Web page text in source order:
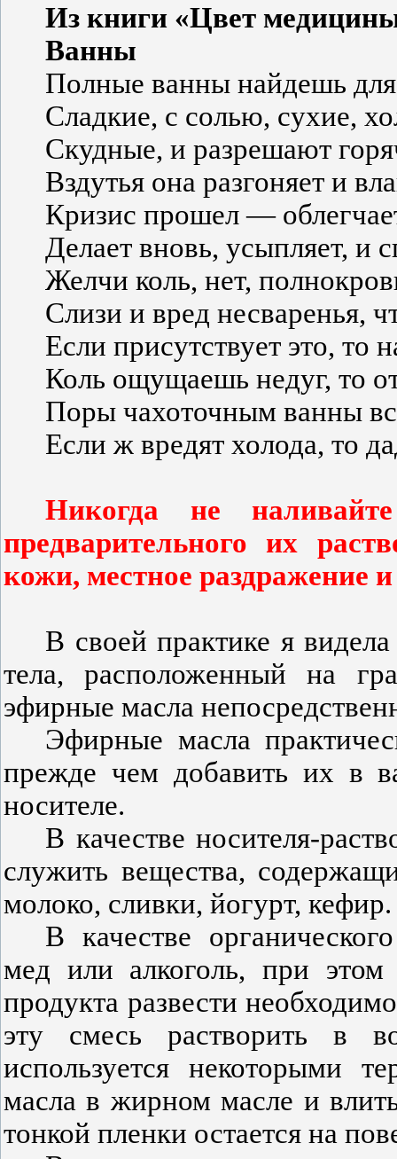
Из книги «Цвет
Ванны
Полные ванны найдешь
Сладкие, с солью, сухие,
Скудные, и разрешают
Вздутья она разгоняет и
Кризис прошел —
Делает вновь, усыпляет, и
Желчи коль, нет,
Слизи и вред несваренья,
Если присутствует это, то
Коль ощущаешь недуг, то
Поры чахоточным ванны
Если ж вредят холода, то
Никогда не
предварительного их
кожи, местное раздражение
В своей практике я
тела, расположенный на
эфирные масла
Эфирные масла
прежде чем добавить их в
носителе.
В качестве носителя-
служить вещества,
молоко, сливки, йогурт, кефир.
В качестве
мед или алкоголь, при
продукта развести
эту смесь растворить в
используется некоторыми
масла в жирном масле и
тонкой пленки остается на